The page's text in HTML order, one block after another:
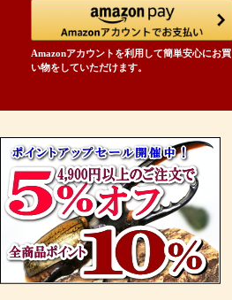
Amazonアカウントを利用して簡単安心にお買
い物をしていただけます。